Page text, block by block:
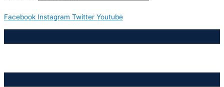
Facebook Instagram Twitter Youtube